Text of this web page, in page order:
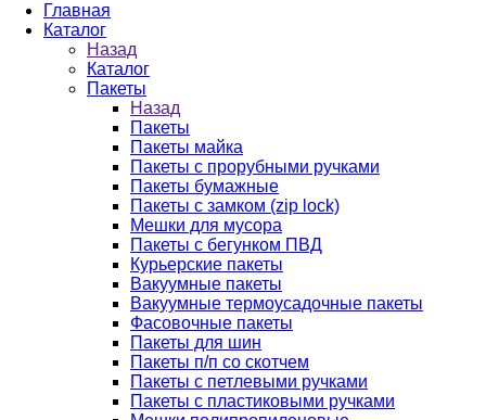
Главная
Каталог
Назад
Каталог
Пакеты
Назад
Пакеты
Пакеты майка
Пакеты с прорубными ручками
Пакеты бумажные
Пакеты с замком (zip lock)
Мешки для мусора
Пакеты с бегунком ПВД
Курьерские пакеты
Вакуумные пакеты
Вакуумные термоусадочные пакеты
Фасовочные пакеты
Пакеты для шин
Пакеты п/п со скотчем
Пакеты с петлевыми ручками
Пакеты с пластиковыми ручками